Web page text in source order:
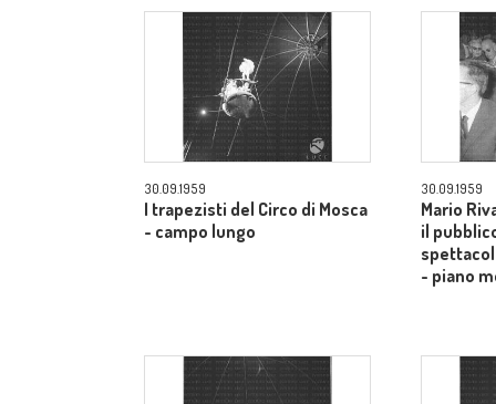
30.09.1959
I trapezisti del Circo di Mosca
- campo lungo
30.09.1959
Mario
il
- piano